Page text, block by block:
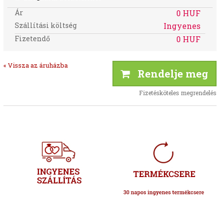
Ár 0 HUF
Szállítási költség Ingyenes
Fizetendő 0 HUF
« Vissza az áruházba
Rendelje meg
Fizetésköteles megrendelés